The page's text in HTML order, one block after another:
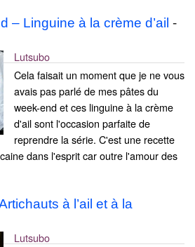
– Linguine à la crème d’ail -
Lutsubo
Cela faisait un moment que je ne vous
avais pas parlé de mes pâtes du
week-end et ces linguine à la crème
d'ail sont l'occasion parfaite de
reprendre la série. C'est une recette
dans l'esprit car outre l'amour des
à l’ail et à la
Lutsubo